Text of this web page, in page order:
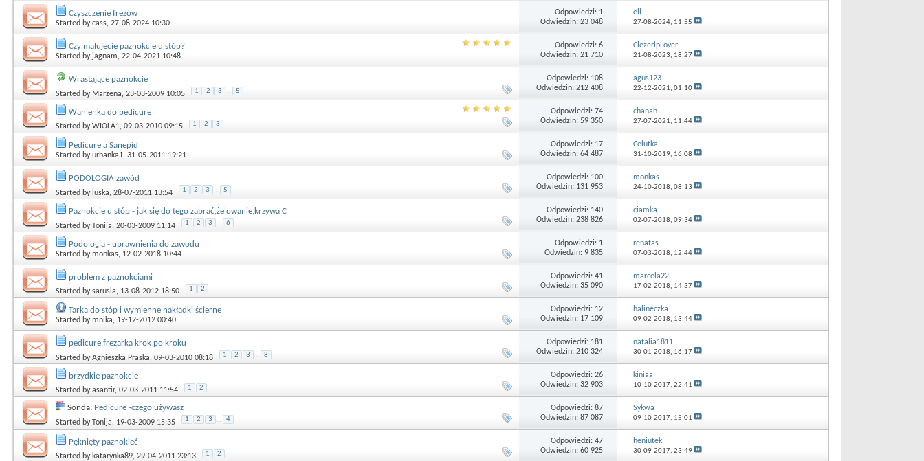
Czyszczenie frezów
Started bycass, 27-08-2024 10:30
Odpowiedzi: 1
Odwiedzin: 23 048
ell
27-08-2024, 11:55
Czy malujecie paznokcie u stóp?
Started by jagnam, 22-04-2021 10:48
Odpowiedzi: 6
Odwiedzin: 21 710
ClezeripLover
21-08-2023, 18:27
Wrastające paznokcie
Started by Marzena, 23-03-2009 10:05 1 2 3 ... 5
Odpowiedzi: 108
Odwiedzin: 212 408
agus123
22-12-2021, 01:10
Wanienka do pedicure
Started byWIOLA1, 09-03-2010 09:15 1 2 3
Odpowiedzi: 74
Odwiedzin: 59 350
chanah
27-07-2021, 11:44
Pedicure a Sanepid
Started byurbanka1, 31-05-2011 19:21
Odpowiedzi: 17
Odwiedzin: 64 487
Celutka
31-10-2019, 16:08
PODOLOGIA zawód
Started by luska, 28-07-2011 13:54 1 2 3 ... 5
Odpowiedzi: 100
Odwiedzin: 131 953
monkas
24-10-2018, 08:13
Paznokcie u stóp - jak się do tego zabrać,żelowanie,krzywa C
Started byTonija, 20-03-2009 11:14 1 2 3 ... 6
Odpowiedzi: 140
Odwiedzin: 238 826
ciamka
02-07-2018, 09:34
Podologia - uprawnienia do zawodu
Started bymonkas, 12-02-2018 10:44
Odpowiedzi: 1
Odwiedzin: 9 835
renatas
07-03-2018, 12:44
problem z paznokciami
Started bysarusia, 13-08-2012 18:50 1 2
Odpowiedzi: 41
Odwiedzin: 35 090
marcela22
17-02-2018, 14:37
Tarka do stóp i wymienne nakładki ścierne
Started bymnika, 19-12-2012 00:40
Odpowiedzi: 12
Odwiedzin: 17 109
halineczka
09-02-2018, 13:44
pedicure frezarka krok po kroku
Started byAgnieszka Praska, 09-03-2010 08:18 1 2 3 ... 8
Odpowiedzi: 181
Odwiedzin: 210 324
natalia1811
30-01-2018, 16:17
brzydkie paznokcie
Started byasantir, 02-03-2011 11:54 1 2
Odpowiedzi: 26
Odwiedzin: 32 903
kiniaa
10-10-2017, 22:41
Sonda: Pedicure -czego używasz
Started byTonija, 19-03-2009 15:35 1 2 3 ... 4
Odpowiedzi: 87
Odwiedzin: 87 087
Sykwa
09-10-2017, 15:01
Pęknięty paznokieć
Started by katarynka89, 29-04-2011 23:13 1 2
Odpowiedzi: 47
Odwiedzin: 60 925
heniutek
30-09-2017, 23:49